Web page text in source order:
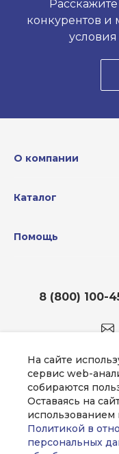
На сайте
сервис web-
собираются
Оставаясь на
использованием
Политикой в
персональных
конкурентов
О компании
Каталог
Помощь
8 (800) 100-
г.